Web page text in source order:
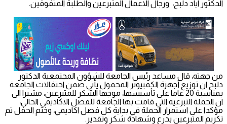
الدكتور اياد دلبح، ورجال الاعمال المتبرعين والطلبة المتفوقين.
من جهته، قال مساعد رئيس الجامعة للشؤون المجتمعية الدكتور
دلبح ان توزيع أجهزة الكمبيوتر المحمول يأتي ضمن احتفالات الجامعة
بمناسبة 20 عاما على تأسيسها، موجها الشكر للمتبرعين، مشيرا الى
ان الحملة التبرعية التي قامت بها الجامعة للفصل الاكاديمي الحالي،
مؤكدا على استمرار الحملة في بداية كل فصل اكاديمي، وختم الحفل تم
تكريم المتبرعين بدرع وشهادة شكر وتقدير.